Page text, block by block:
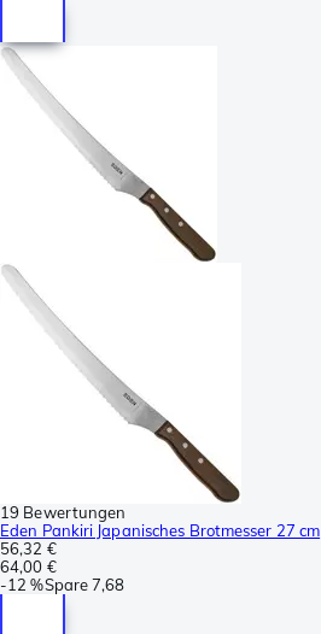
19 Bewertungen
Eden Pankiri Japanisches Brotmesser 27 cm
56,32 €
64,00 €
-12 %Spare7,68